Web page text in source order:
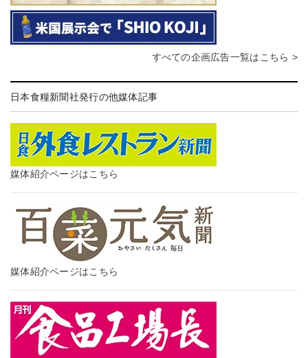
すべての企画広告一覧はこちら >
日本食糧新聞社発行の他媒体記事
媒体紹介ページはこちら
媒体紹介ページはこちら